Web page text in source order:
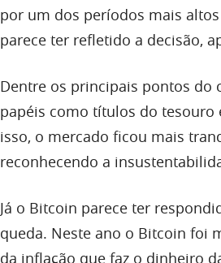
por um dos períodos mais
parece ter refletido a decisão,
Dentre os principais pontos do
papéis como títulos do tesouro
isso, o mercado ficou mais
reconhecendo a
Já o Bitcoin parece ter
queda. Neste ano o Bitcoin foi
da inflação que faz o dinheiro